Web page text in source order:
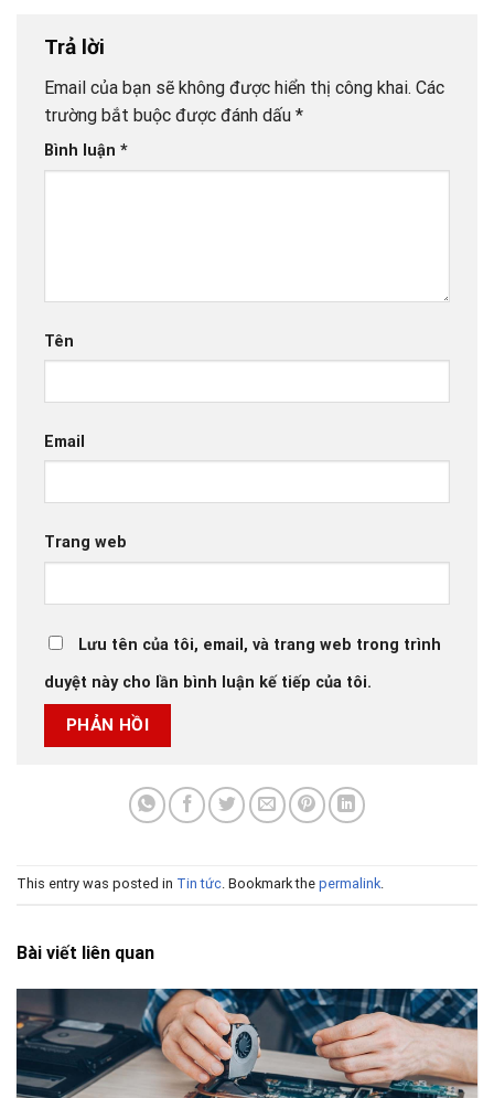
Trả lời
Email của bạn sẽ không được hiển thị công khai. Các
trường bắt buộc được đánh dấu *
Bình luận *
Tên
Email
Trang web
Lưu tên của tôi, email, và trang web trong trình
duyệt này cho lần bình luận kế tiếp của tôi.
This entry was posted in Tin tức . Bookmark the permalink
Bài viết liên quan